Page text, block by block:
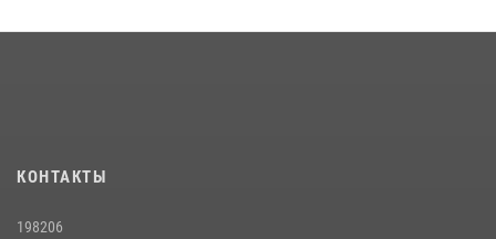
КОНТАКТЫ
198206